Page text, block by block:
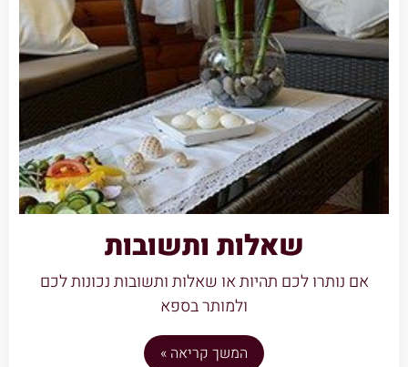
שאלות ותשובות
אם נותרו לכם תהיות או שאלות ותשובות נכונות לכם
ולמותר בספא
המשך קריאה »